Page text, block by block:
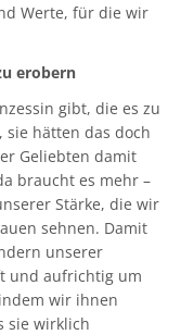
Werte, für die wir
erobern
gibt, die es zu
hätten das doch
Geliebten damit
braucht es mehr –
Stärke, die wir
sehnen. Damit
unserer
und aufrichtig um
wir ihnen
sie wirklich